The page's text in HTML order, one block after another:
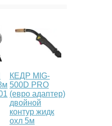
КЕДР MIG-
500D PRO
(евро адаптер)
двойной
контур жидк
охл 5м